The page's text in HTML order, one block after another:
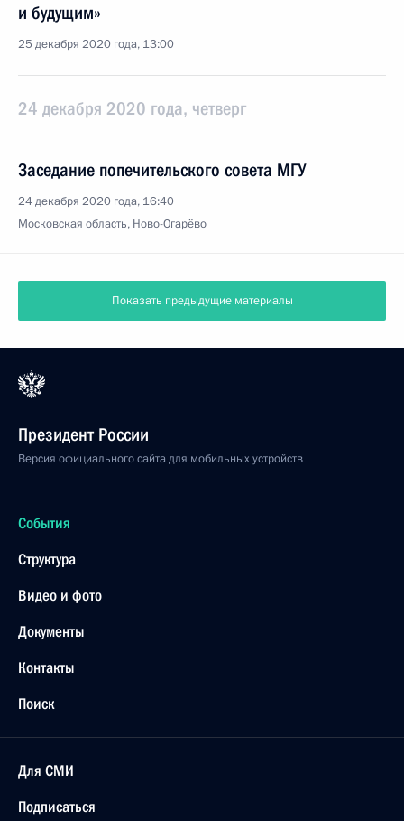
и будущим»
25 декабря 2020 года, 13:00
24 декабря 2020 года, четверг
Заседание попечительского совета МГУ
24 декабря 2020 года, 16:40
Московская область, Ново-Огарёво
Показать предыдущие материалы
Президент России
Версия официального сайта для мобильных устройств
События
Структура
Видео и фото
Документы
Контакты
Поиск
Для СМИ
Подписаться